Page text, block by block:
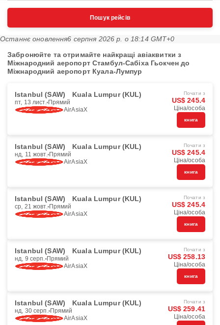
Пошук рейсів
Останнє оновлення6 серпня 2026 р. о 18:14 GMT+0
Забронюйте та отримайте найкращі авіаквитки з
Міжнародний аеропорт Стамбул-Сабіха Гьокчен до
Міжнародний аеропорт Куала-Лумпур
Istanbul (SAW) Kuala Lumpur (KUL)
пт, 13 лист. Прямий
AirAsiaX
Почати з
US$ 245.4
Ціна/особа
книга
Istanbul (SAW) Kuala Lumpur (KUL)
нд, 11 жовт. Прямий
AirAsiaX
Почати з
US$ 245.4
Ціна/особа
книга
Istanbul (SAW) Kuala Lumpur (KUL)
ср, 21 жовт. Прямий
AirAsiaX
Почати з
US$ 245.4
Ціна/особа
книга
Istanbul (SAW) Kuala Lumpur (KUL)
нд, 9 серп. Прямий
AirAsiaX
Почати з
US$ 258.13
Ціна/особа
книга
Istanbul (SAW) Kuala Lumpur (KUL)
нд, 30 серп. Прямий
AirAsiaX
Почати з
US$ 259.41
Ціна/особа